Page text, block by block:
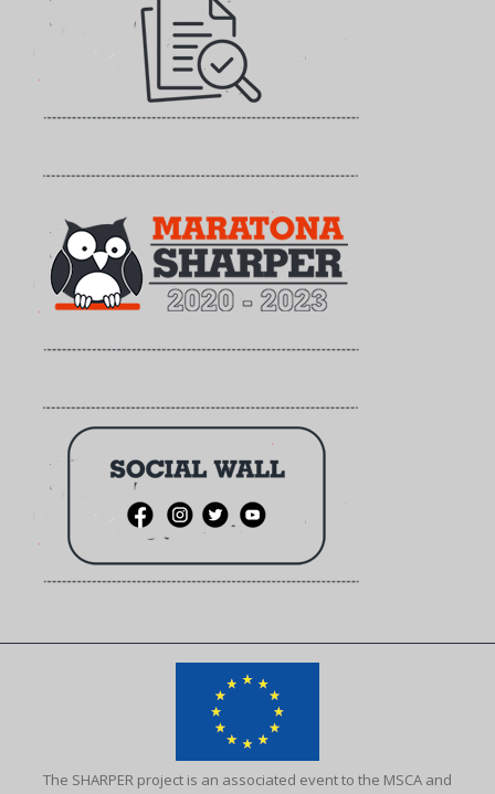
The SHARPER project is an associated event to the MSCA and